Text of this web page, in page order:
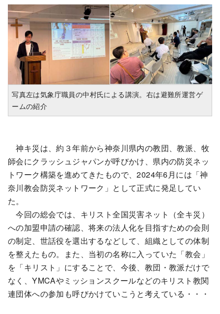
写真左は気象庁職員の中村氏による講演。右は避難所運営ゲ
ームの紹介
神キ災は、約３年前から神奈川県内の教団、教派、牧
師会にクラッシュジャパンが呼びかけ、県内の防災ネッ
トワーク構築を進めてきたもので、2024年6月には「神
奈川教会防災ネットワーク」として正式に発足してい
た。
今回の総会では、キリスト全国災害ネット（全キ災）
への加盟申請の確認、将来の法人化を目指すための会則
の制定、世話役を選出するなどして、組織としての体制
を整えたもの。また、当初の名称に入っていた「教会」
を「キリスト」にすることで、今後、教団・教派だけで
なく、YMCAやミッションスクールなどのキリスト教関
連団体への参加も呼びかけていこうと考えている・・・